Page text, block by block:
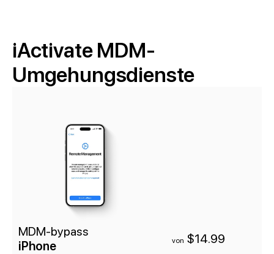
iActivate MDM-
Umgehungsdienste
MDM-bypass
iPhone
von $14.99